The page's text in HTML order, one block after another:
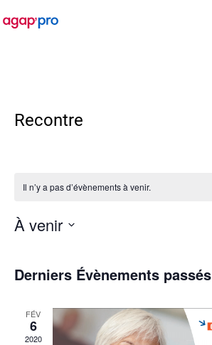
Recontre
Il n’y a pas d’évènements à venir.
À venir
Derniers Évènements passés
FÉV
6
2020